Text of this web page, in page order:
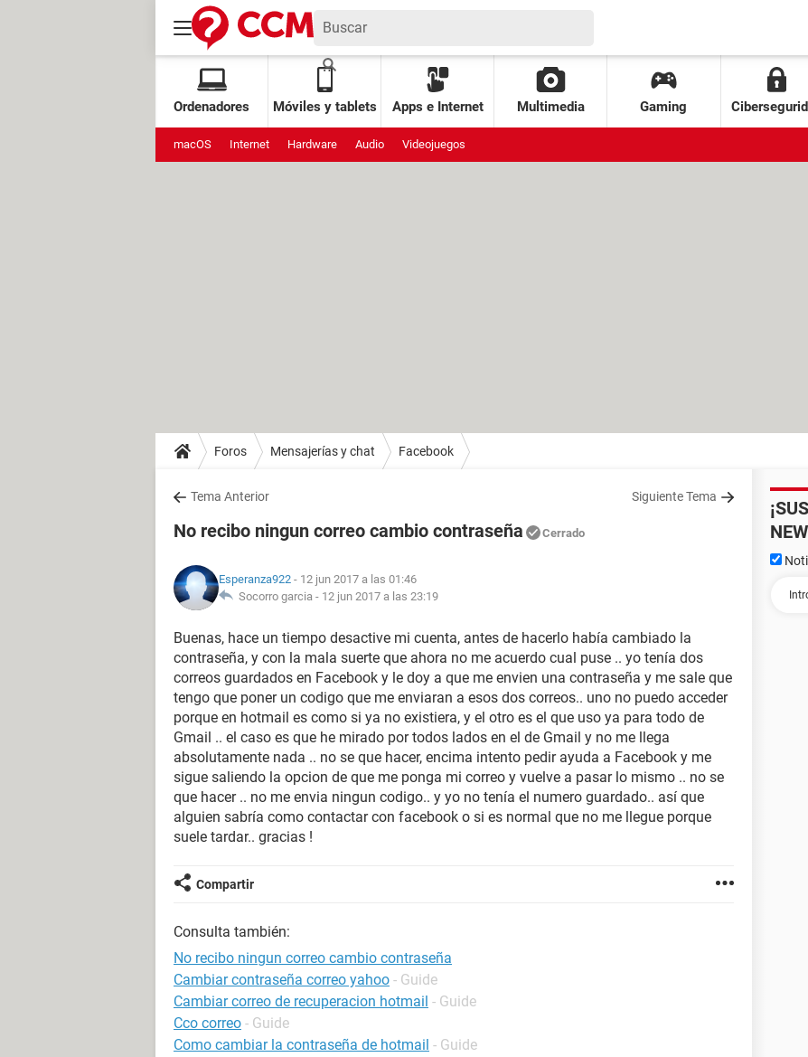
Ordenadores Móviles y tablets Apps e Internet Multimedia Gaming
macOS Internet Hardware Audio Videojuegos
Foros Mensajerías y chat Facebook
Tema Anterior Siguiente Tema
No recibo ningun correo cambio contraseña Cerrado
Esperanza922 - 12 jun 2017 a las 01:46
Socorro garcia - 12 jun 2017 a las 23:19
Buenas, hace un tiempo desactive mi cuenta, antes de hacerlo había cambiado la
contraseña, y con la mala suerte que ahora no me acuerdo cual puse .. yo tenía dos
correos guardados en Facebook y le doy a que me envien una contraseña y me sale que
tengo que poner un codigo que me enviaran a esos dos correos.. uno no puedo acceder
porque en hotmail es como si ya no existiera, y el otro es el que uso ya para todo de
Gmail .. el caso es que he mirado por todos lados en el de Gmail y no me llega
absolutamente nada .. no se que hacer, encima intento pedir ayuda a Facebook y me
sigue saliendo la opcion de que me ponga mi correo y vuelve a pasar lo mismo .. no se
que hacer .. no me envia ningun codigo.. y yo no tenía el numero guardado.. así que
alguien sabría como contactar con facebook o si es normal que no me llegue porque
suele tardar.. gracias !
Compartir
Consulta también:
No recibo ningun correo cambio contraseña
Cambiar contraseña correo yahoo - Guide
Cambiar correo de recuperacion hotmail - Guide
Cco correo - Guide
Como cambiar la contraseña de hotmail - Guide